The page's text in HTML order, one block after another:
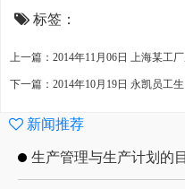
标签：
上一篇：2014年11月06日 上海某工
下一篇：2014年10月19日 永凯员工
新闻推荐
生产管理与生产计划的